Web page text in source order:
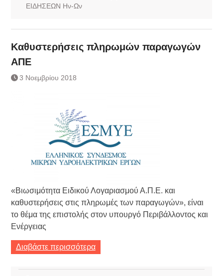
ΕΙΔΗΣΕΩΝ Ην-Ων
Καθυστερήσεις πληρωμών παραγωγών
ΑΠΕ
3 Νοεμβρίου 2018
«Βιωσιμότητα Ειδικού Λογαριασμού Α.Π.Ε. και
καθυστερήσεις στις πληρωμές των παραγωγών», είναι
το θέμα της επιστολής στον υπουργό Περιβάλλοντος και
Ενέργειας
Διαβάστε περισσότερα